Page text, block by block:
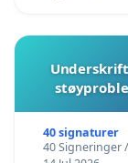
40 signaturer
40 Signeringer